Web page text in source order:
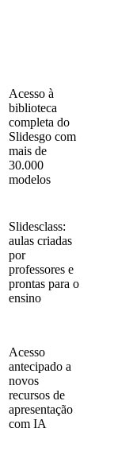
Acesso à
biblioteca
completa do
Slidesgo com
mais de
30.000
modelos
Slidesclass:
aulas criadas
por
professores e
prontas para o
ensino
Acesso
antecipado a
novos
recursos de
apresentação
com IA